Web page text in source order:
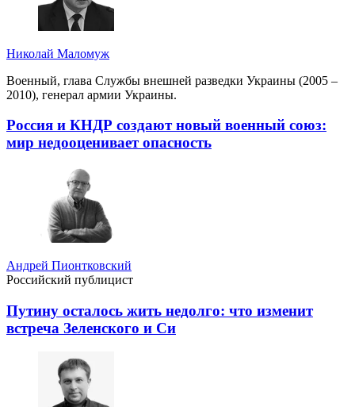
Николай Маломуж
Военный, глава Службы внешней разведки Украины (2005 –
2010), генерал армии Украины.
Россия и КНДР создают новый военный союз:
мир недооценивает опасность
Андрей Пионтковский
Российский публицист
Путину осталось жить недолго: что изменит
встреча Зеленского и Си